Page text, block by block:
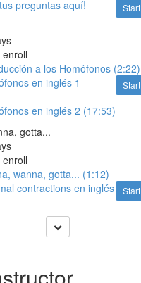
Start
preguntas aquí!
a los Homófonos (2:22)
Start
en inglés 1
en inglés 2 (17:53)
gotta...
wanna, gotta... (1:12)
Start
contractions en inglés